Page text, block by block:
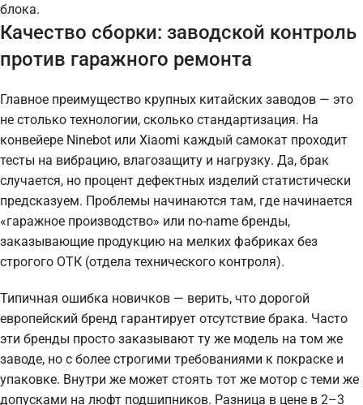
блока.
Качество сборки: заводской контроль
против гаражного ремонта
Главное преимущество крупных китайских заводов — это
не столько технологии, сколько стандартизация. На
конвейере Ninebot или Xiaomi каждый самокат проходит
тесты на вибрацию, влагозащиту и нагрузку. Да, брак
случается, но процент дефектных изделий статистически
предсказуем. Проблемы начинаются там, где начинается
«гаражное производство» или no-name бренды,
заказывающие продукцию на мелких фабриках без
строгого ОТК (отдела технического контроля).
Типичная ошибка новичков — верить, что дорогой
европейский бренд гарантирует отсутствие брака. Часто
эти бренды просто заказывают ту же модель на том же
заводе, но с более строгими требованиями к покраске и
упаковке. Внутри же может стоять тот же мотор с теми же
допусками на люфт подшипников. Разница в цене в 2–3